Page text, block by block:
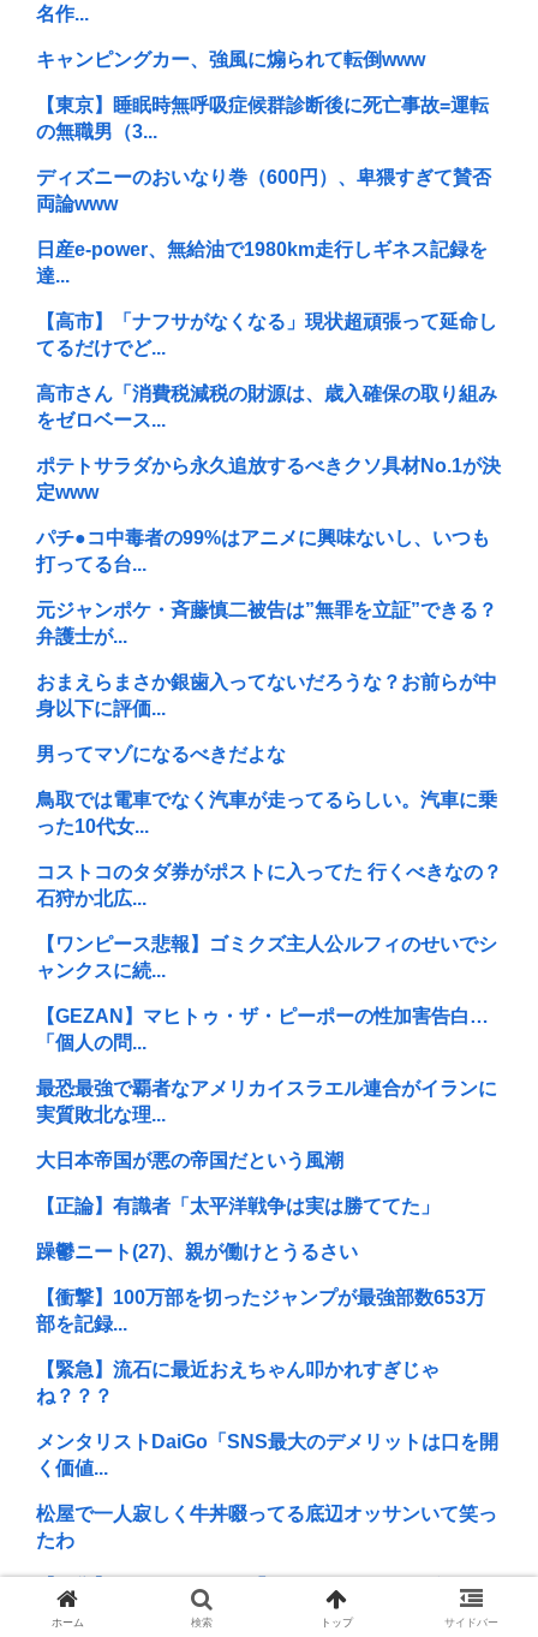
名作...
キャンピングカー、強風に煽られて転倒www
【東京】睡眠時無呼吸症候群診断後に死亡事故=運転
の無職男（3...
ディズニーのおいなり巻（600円）、卑猥すぎて賛否
両論www
日産e-power、無給油で1980km走行しギネス記録を
達...
【高市】「ナフサがなくなる」現状超頑張って延命し
てるだけでど...
高市さん「消費税減税の財源は、歳入確保の取り組み
をゼロベース...
ポテトサラダから永久追放するべきクソ具材No.1が決
定www
パチ●コ中毒者の99%はアニメに興味ないし、いつも
打ってる台...
元ジャンポケ・斉藤慎二被告は”無罪を立証”できる？
弁護士が...
おまえらまさか銀歯入ってないだろうな？お前らが中
身以下に評価...
男ってマゾになるべきだよな
鳥取では電車でなく汽車が走ってるらしい。汽車に乗
った10代女...
コストコのタダ券がポストに入ってた 行くべきなの？
石狩か北広...
【ワンピース悲報】ゴミクズ主人公ルフィのせいでシ
ャンクスに続...
【GEZAN】マヒトゥ・ザ・ピーポーの性加害告白…
「個人の問...
最恐最強で覇者なアメリカイスラエル連合がイランに
実質敗北な理...
大日本帝国が悪の帝国だという風潮
【正論】有識者「太平洋戦争は実は勝ててた」
躁鬱ニート(27)、親が働けとうるさい
【衝撃】100万部を切ったジャンプが最強部数653万
部を記録...
【緊急】流石に最近おえちゃん叩かれすぎじゃ
ね？？？
メンタリストDaiGo「SNS最大のデメリットは口を開
く価値...
松屋で一人寂しく牛丼啜ってる底辺オッサンいて笑っ
たわ
【画像】アトリエファン「アトリエはエ口いゲームじ
ゃない！ライ...
ホーム 検索 トップ サイドバー